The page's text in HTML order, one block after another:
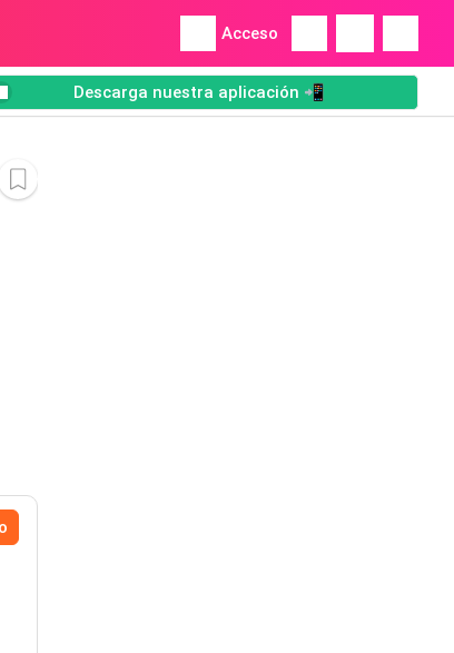
Acceso
Descarga nuestra aplicación 📲